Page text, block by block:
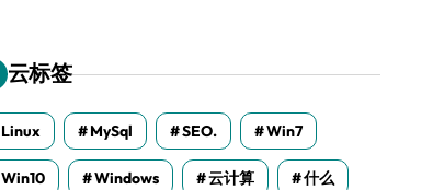
云标签
Linux MySql SEO. Win7
Win10 Windows 云计算 什么